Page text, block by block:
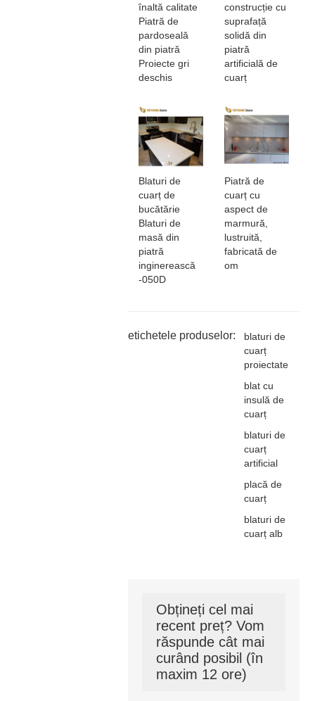
înaltă calitate
Piatră de
pardoseală
din piatră
Proiecte gri
deschis
construcție cu
suprafață
solidă din
piatră
artificială de
cuarț
Blaturi de
cuarț de
bucătărie
Blaturi de
masă din
piatră
inginerească
-050D
Piatră de
cuarț cu
aspect de
marmură,
lustruită,
fabricată de
om
etichetele produselor:
blaturi de
cuarț
proiectate
blat cu
insulă de
cuarț
blaturi de
cuarț
artificial
placă de
cuarț
blaturi de
cuarț alb
Obțineți cel mai
recent preț? Vom
răspunde cât mai
curând posibil (în
maxim 12 ore)